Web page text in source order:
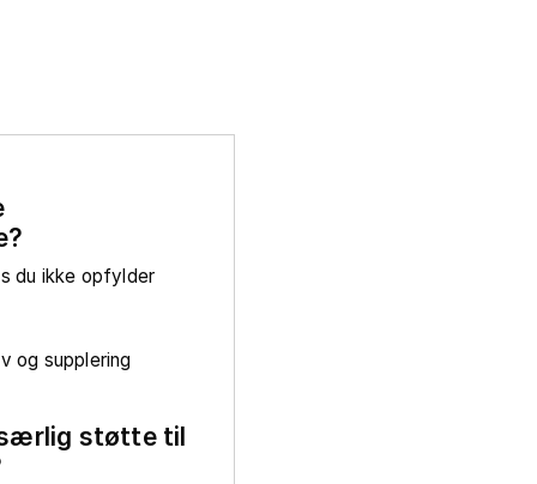
du ikke opfylder
og supplering
støtte til